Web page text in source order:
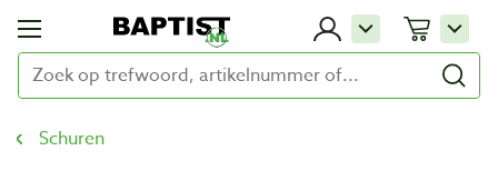
Schuren